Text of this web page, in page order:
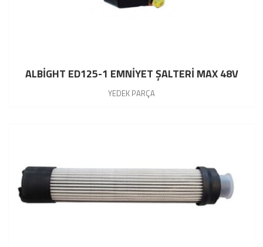
ALBİGHT ED125-1 EMNİYET ŞALTERİ MAX 48V
YEDEK PARÇA